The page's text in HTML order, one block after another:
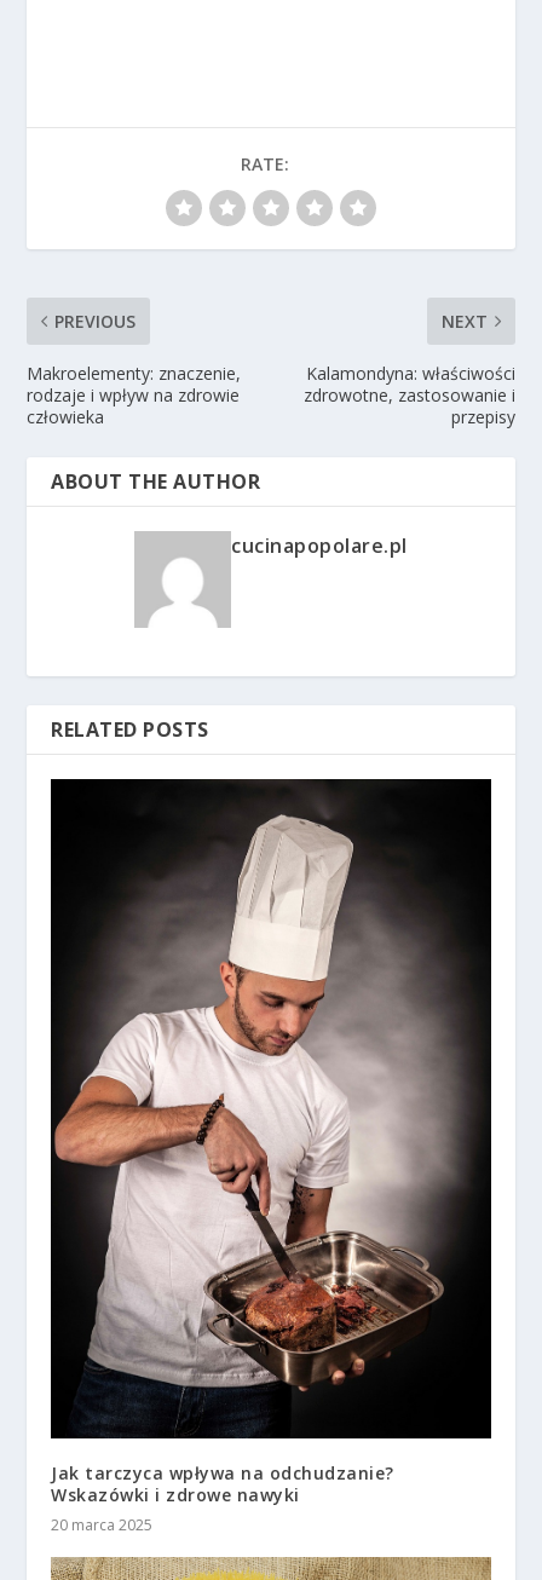
RATE:
PREVIOUS
Makroelementy: znaczenie,
rodzaje i wpływ na zdrowie
człowieka
NEXT
Kalamondyna: właściwości
zdrowotne, zastosowanie i
przepisy
ABOUT THE AUTHOR
cucinapopolare.pl
RELATED POSTS
Jak tarczyca wpływa na odchudzanie?
Wskazówki i zdrowe nawyki
20 marca 2025